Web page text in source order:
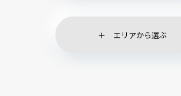
エリアから選ぶ